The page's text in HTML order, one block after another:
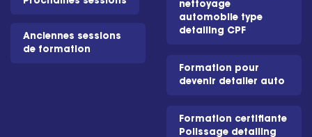
Anciennes sessions
de formation
nettoyage
automobile type
detailing CPF
Formation pour
devenir detailer auto
Formation certifiante
Polissage detailing